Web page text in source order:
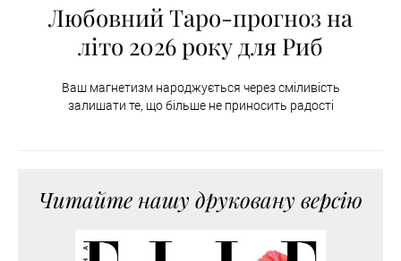
Любовний Таро-прогноз на
літо 2026 року для Риб
Ваш магнетизм народжується через сміливість
залишати те, що більше не приносить радості
Читайте нашу друковану версію